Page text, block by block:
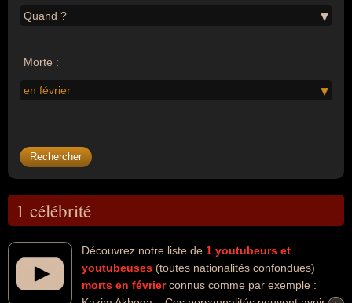
Quand ?
Morte :
en février
1 célébrité
Découvrez notre liste de 1 youtubeurs et
youtubeuses (toutes nationalités confondues)
morts en févrierconnus comme par exemple :